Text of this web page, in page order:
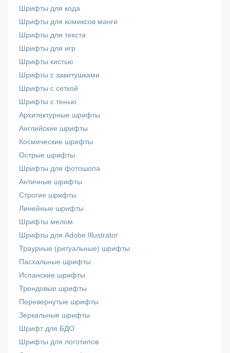
Шрифты для кода
Шрифты для комиксов манги
Шрифты для текста
Шрифты для игр
Шрифты кистью
Шрифты с завитушками
Шрифты с сеткой
Шрифты с тенью
Архитектурные шрифты
Английские шрифты
Космические шрифты
Острые шрифты
Шрифты для фотошопа
Античные шрифты
Строгие шрифты
Линейные шрифты
Шрифты мелом
Шрифты для Adobe Illustrator
Траурные (ритуальные) шрифты
Пасхальные шрифты
Испанские шрифты
Трендовые шрифты
Перевернутые шрифты
Зеркальные шрифты
Шрифт для БДО
Шрифты для логотипов